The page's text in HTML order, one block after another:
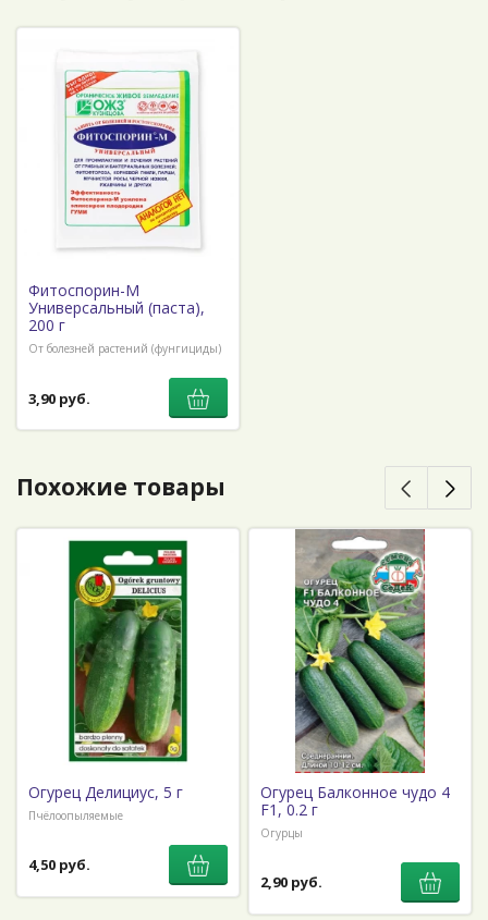
Фитоспорин-М
Универсальный (паста),
200 г
От болезней растений (фунгициды)
3,90 руб.
Похожие товары
Огурец Делициус, 5 г
Пчёлоопыляемые
4,50 руб.
Огурец Балконное чудо 4
F1, 0.2 г
Огурцы
2,90 руб.